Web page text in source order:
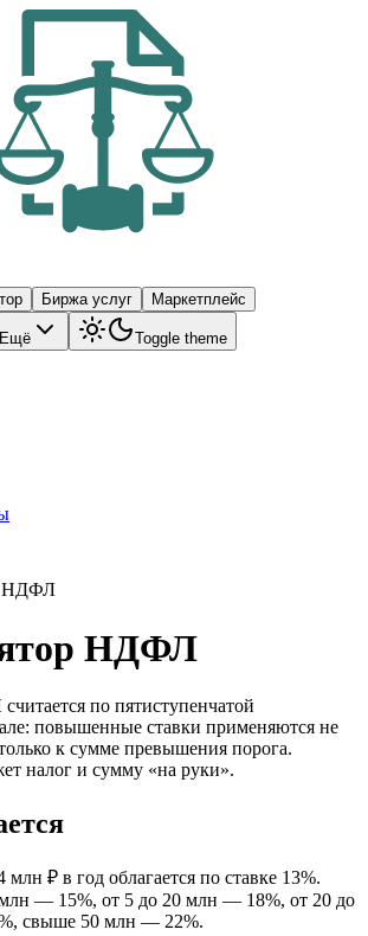
Биржа услуг Маркетплейс
Ещё
Toggle theme
НДФЛ
НДФЛ
по пятиступенчатой
повышенные ставки применяются не
к сумме превышения порога.
налог и сумму «на руки».
млн ₽ в год облагается по ставке 13%.
— 15%, от 5 до 20 млн — 18%, от 20 до
свыше 50 млн — 22%.